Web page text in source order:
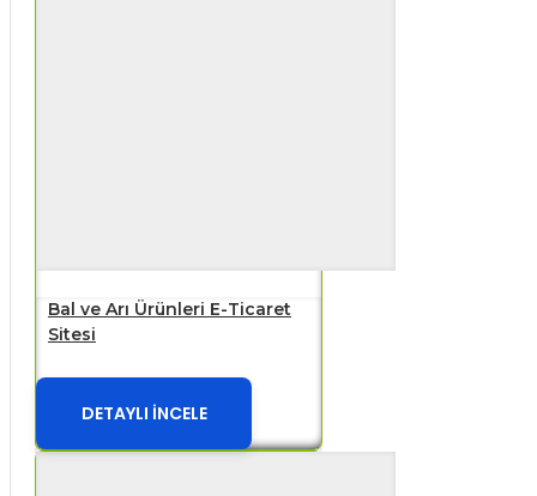
Bal ve Arı Ürünleri E-Ticaret
Sitesi
DETAYLI İNCELE